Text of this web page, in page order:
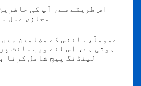
اس طریقے سے، آپ کی
مجازی عمل
عموماً، سائنس کے مضامین
ہوتی ہے، اس لئے ویب سائٹ
لینڈنگ پیج شامل کرنا